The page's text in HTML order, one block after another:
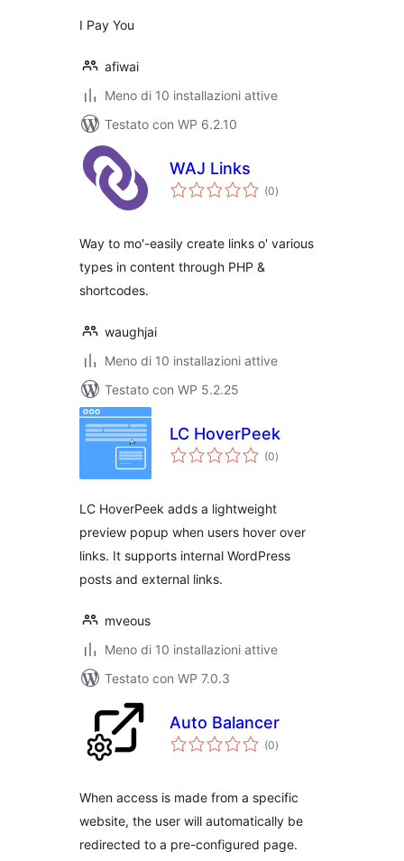
I Pay You
afiwai
Meno di 10 installazioni attive
Testato con WP 6.2.10
WAJ Links
(0valutazioni
totali
)
Way to mo'-easily create links o' various
types in content through PHP &
shortcodes.
waughjai
Meno di 10 installazioni attive
Testato con WP 5.2.25
LC HoverPeek
(0valutazioni
totali
)
LC HoverPeek adds a lightweight
preview popup when users hover over
links. It supports internal WordPress
posts and external links.
mveous
Meno di 10 installazioni attive
Testato con WP 7.0.3
Auto Balancer
(0valutazioni
totali
)
When access is made from a specific
website, the user will automatically be
redirected to a pre-configured page.